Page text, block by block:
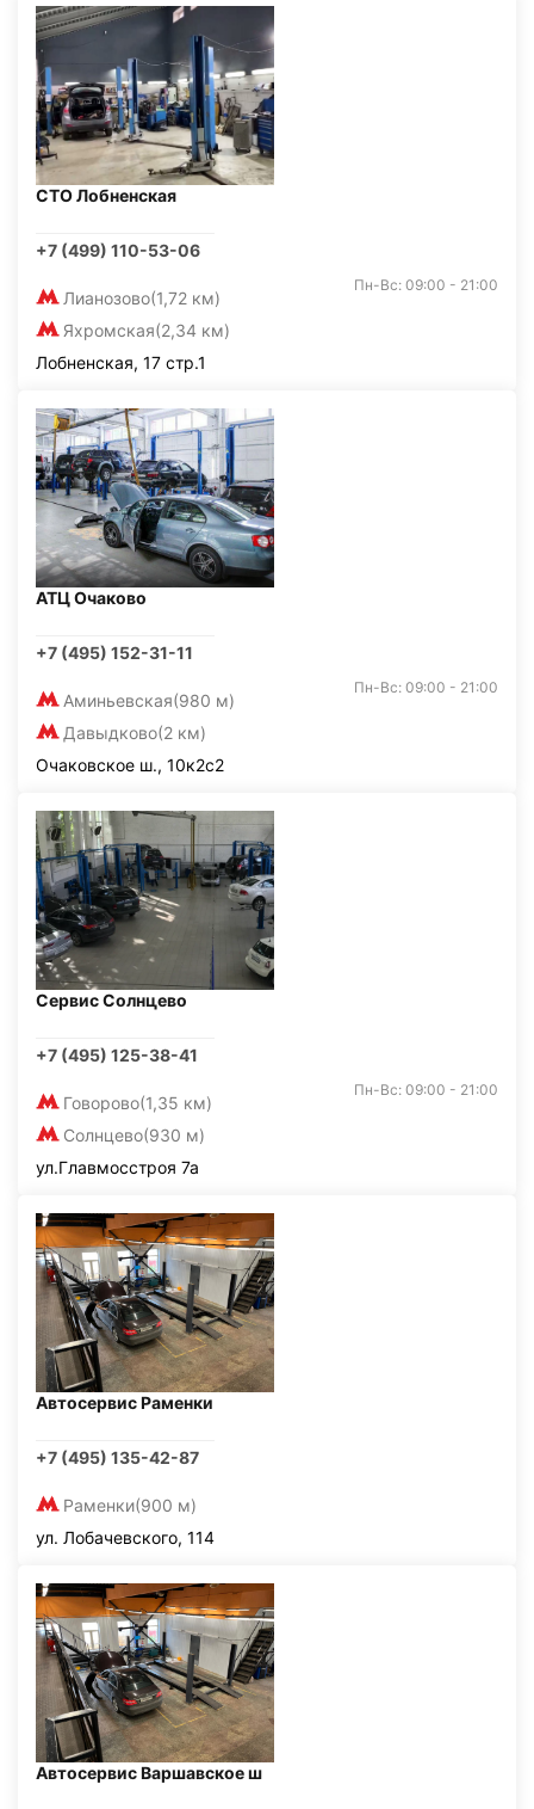
СТО Лобненская
+7 (499) 110-53-06
Лианозово(1,72 км)
Яхромская(2,34 км)
Пн-Вс: 09:00 - 21:00
Лобненская, 17 стр.1
АТЦ Очаково
+7 (495) 152-31-11
Аминьевская(980 м)
Давыдково(2 км)
Пн-Вс: 09:00 - 21:00
Очаковское ш., 10к2с2
Сервис Солнцево
+7 (495) 125-38-41
Говорово(1,35 км)
Солнцево(930 м)
Пн-Вс: 09:00 - 21:00
ул.Главмосстроя 7а
Автосервис Раменки
+7 (495) 135-42-87
Раменки(900 м)
ул. Лобачевского, 114
Автосервис Варшавское ш